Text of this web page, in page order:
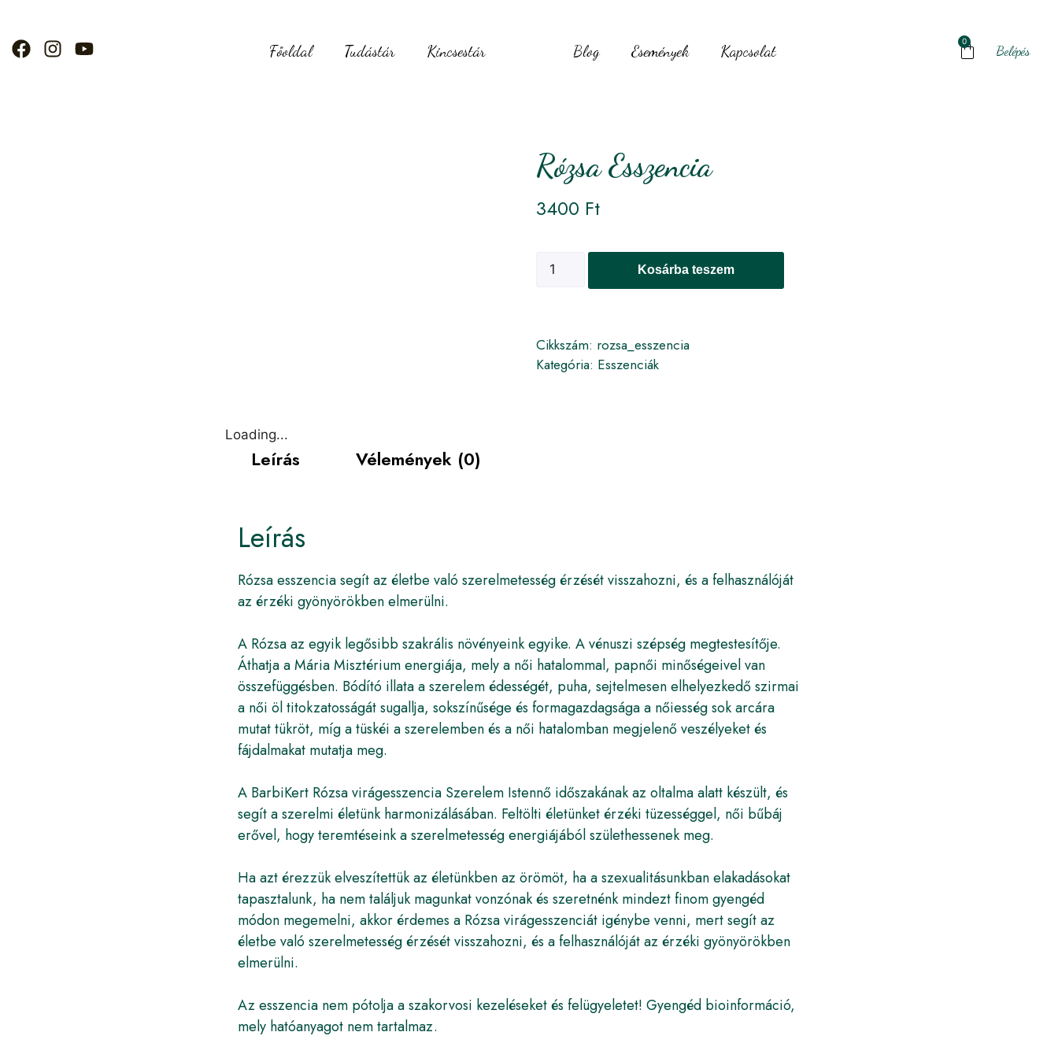
Főoldal Tudástár Kincsestár Blog Események Kapcsolat
0
Belépés
Rózsa Esszencia
3400 Ft
Kosárba teszem
Cikkszám: rozsa_esszencia
Kategória: Esszenciák
Loading...
Leírás Vélemények (0)
Leírás
Rózsa esszencia segít az életbe való szerelmetesség érzését visszahozni, és a felhasználóját
az érzéki gyönyörökben elmerülni.
A Rózsa az egyik legősibb szakrális növényeink egyike. A vénuszi szépség megtestesítője.
Áthatja a Mária Misztérium energiája, mely a női hatalommal, papnői minőségeivel van
összefüggésben. Bódító illata a szerelem édességét, puha, sejtelmesen elhelyezkedő szirmai
a női öl titokzatosságát sugallja, sokszínűsége és formagazdagsága a nőiesség sok arcára
mutat tükröt, míg a tüskéi a szerelemben és a női hatalomban megjelenő veszélyeket és
fájdalmakat mutatja meg.
A BarbiKert Rózsa virágesszencia Szerelem Istennő időszakának az oltalma alatt készült, és
segít a szerelmi életünk harmonizálásában. Feltölti életünket érzéki tüzességgel, női bűbáj
erővel, hogy teremtéseink a szerelmetesség energiájából születhessenek meg.
Ha azt érezzük elveszítettük az életünkben az örömöt, ha a szexualitásunkban elakadásokat
tapasztalunk, ha nem találjuk magunkat vonzónak és szeretnénk mindezt finom gyengéd
módon megemelni, akkor érdemes a Rózsa virágesszenciát igénybe venni, mert segít az
életbe való szerelmetesség érzését visszahozni, és a felhasználóját az érzéki gyönyörökben
elmerülni.
Az esszencia nem pótolja a szakorvosi kezeléseket és felügyeletet! Gyengéd bioinformáció,
mely hatóanyagot nem tartalmaz.